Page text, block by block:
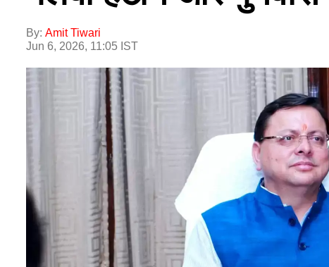
By: Amit Tiwari
Jun 6, 2026, 11:05 IST